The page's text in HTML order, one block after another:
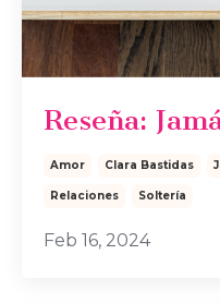
Reseña:
Amor Clara Bastidas
Relaciones Soltería
Feb 16, 2024